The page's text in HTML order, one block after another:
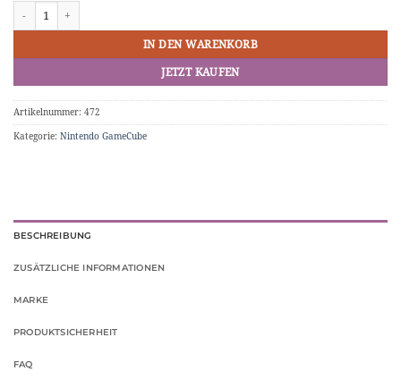
IN DEN WARENKORB
JETZT KAUFEN
Artikelnummer: 472
Kategorie: Nintendo GameCube
BESCHREIBUNG
ZUSÄTZLICHE INFORMATIONEN
MARKE
PRODUKTSICHERHEIT
FAQ